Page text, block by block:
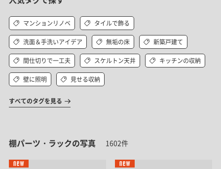
マンションリノベ タイルで飾る
洗面＆手洗いアイデア 無垢の床 新築戸建て
間仕切りで一工夫 スケルトン天井 キッチンの収納
壁に照明 見せる収納
すべてのタグを見る
棚パーツ・ラックの写真 1602件